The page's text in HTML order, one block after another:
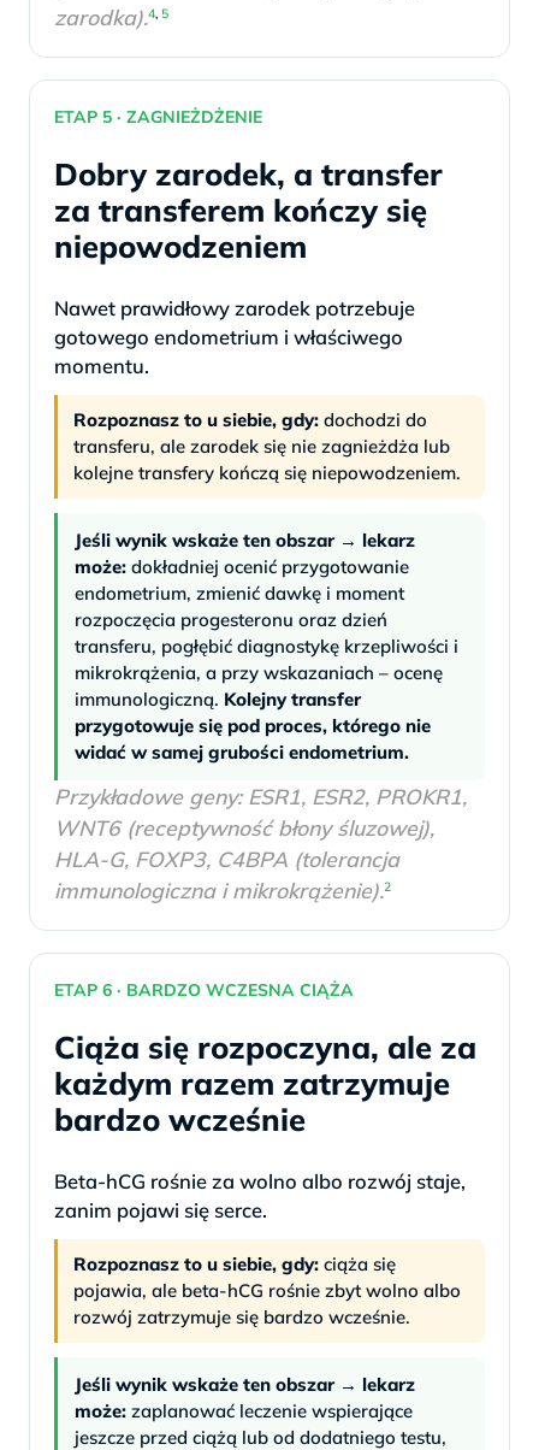
zarodka).4, 5
ETAP 5 · ZAGNIEŻDŻENIE
Dobry zarodek, a transfer
za transferem kończy się
niepowodzeniem
Nawet prawidłowy zarodek potrzebuje
gotowego endometrium i właściwego
momentu.
Rozpoznasz to u siebie, gdy: dochodzi do
transferu, ale zarodek się nie zagnieżdża lub
kolejne transfery kończą się niepowodzeniem.
Jeśli wynik wskaże ten obszar → lekarz
może: dokładniej ocenić przygotowanie
endometrium, zmienić dawkę i moment
rozpoczęcia progesteronu oraz dzień
transferu, pogłębić diagnostykę krzepliwości i
mikrokrążenia, a przy wskazaniach – ocenę
immunologiczną. Kolejny transfer
przygotowuje się pod proces, którego nie
widać w samej grubości endometrium.
Przykładowe geny: ESR1, ESR2, PROKR1,
WNT6 (receptywność błony śluzowej),
HLA-G, FOXP3, C4BPA (tolerancja
immunologiczna i mikrokrążenie).2
ETAP 6 · BARDZO WCZESNA CIĄŻA
Ciąża się rozpoczyna, ale za
każdym razem zatrzymuje
bardzo wcześnie
Beta-hCG rośnie za wolno albo rozwój staje,
zanim pojawi się serce.
Rozpoznasz to u siebie, gdy: ciąża się
pojawia, ale beta-hCG rośnie zbyt wolno albo
rozwój zatrzymuje się bardzo wcześnie.
Jeśli wynik wskaże ten obszar → lekarz
może: zaplanować leczenie wspierające
jeszcze przed ciążą lub od dodatniego testu,